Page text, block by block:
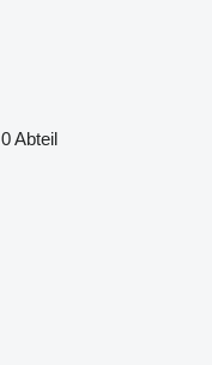
0 Abteil